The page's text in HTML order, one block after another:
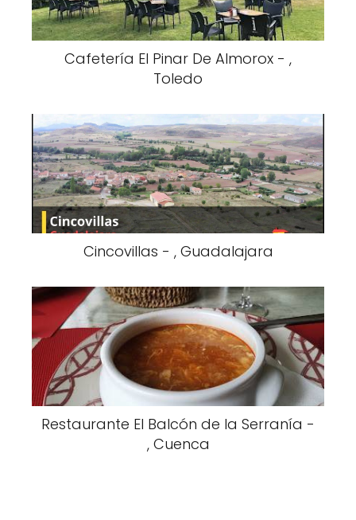
Cafetería El Pinar De Almorox - ,
Toledo
Cincovillas - , Guadalajara
Restaurante El Balcón de la Serranía -
, Cuenca